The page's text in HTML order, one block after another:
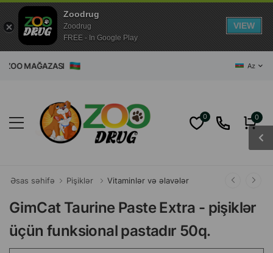
ZOO MAĞAZASI Az
0 0
Əsas səhifə Pişiklər Vitaminlər və əlavələr
GimCat Taurine Paste Extra - pişiklər
üçün funksional pastadır 50q.
Zoodrug
Zoodrug
FREE - In Google Play
VIEW